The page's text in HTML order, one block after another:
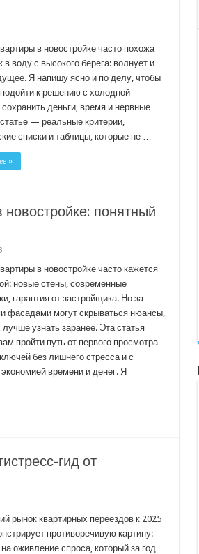
в новостройке часто похожа
в воду с высокого берега: волнует и
Я напишу ясно и по делу, чтобы
к решению с холодной
сохранить деньги, время и нервные
— реальные критерии,
списки и таблицы, которые не …
»
понятный
в новостройке часто кажется
новые стены, современные
гарантия от застройщика. Но за
фасадами могут скрываться нюансы,
лучше узнать заранее. Эта статья
пройти путь от первого просмотра
без лишнего стресса и с
времени и денег. Я
гид от
рынок квартирных переездов к 2025
противоречивую картину:
оживление спроса, который за год